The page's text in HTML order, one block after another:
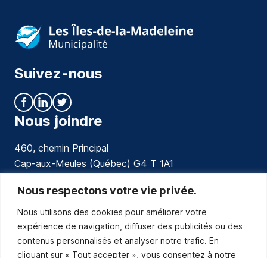
Nous respectons votre vie privée.
Nous utilisons des cookies pour améliorer votre
expérience de navigation, diffuser des publicités ou des
contenus personnalisés et analyser notre trafic. En
cliquant sur « Tout accepter », vous consentez à notre
Suivez-nous
Nous joindre
460, chemin Principal
Cap-aux-Meules (Québec) G4 T 1A1
communications@muniles.ca
418 986-3100
Composez le 1 en tout temps pour toutes urgences.
Abonnez-vous